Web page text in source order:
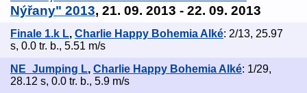
Nýřany" 2013, 21. 09. 2013 - 22. 09. 2013
Finale 1.k L, Charlie Happy Bohemia Alké: 2/13, 25.97
s, 0.0 tr. b., 5.51 m/s
NE_Jumping L, Charlie Happy Bohemia Alké: 1/29,
28.12 s, 0.0 tr. b., 5.9 m/s